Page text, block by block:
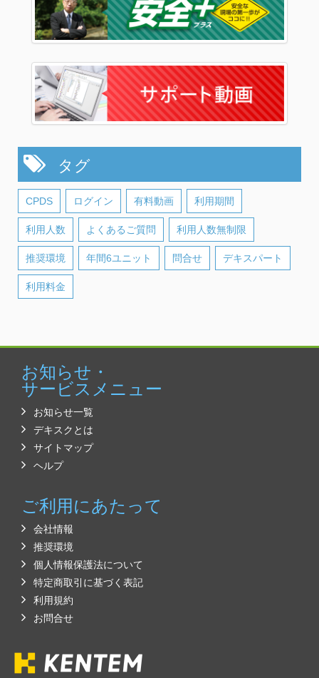
タグ
CPDS ログイン 有料動画 利用期間
利用人数 よくあるご質問 利用人数無制限
推奨環境 年間6ユニット 問合せ デキスパート
利用料金
お知らせ・
サービスメニュー
お知らせ一覧
デキスクとは
サイトマップ
ヘルプ
ご利用にあたって
会社情報
推奨環境
個人情報保護法について
特定商取引に基づく表記
利用規約
お問合せ